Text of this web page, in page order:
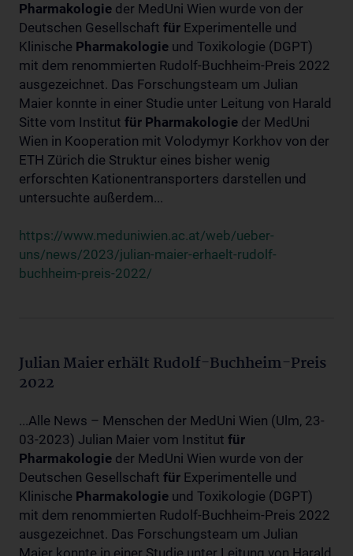
Pharmakologie der MedUni Wien wurde von der
Deutschen Gesellschaft für Experimentelle und
Klinische Pharmakologie und Toxikologie (DGPT)
mit dem renommierten Rudolf-Buchheim-Preis 2022
ausgezeichnet. Das Forschungsteam um Julian
Maier konnte in einer Studie unter Leitung von Harald
Sitte vom Institut für Pharmakologie der MedUni
Wien in Kooperation mit Volodymyr Korkhov von der
ETH Zürich die Struktur eines bisher wenig
erforschten Kationentransporters darstellen und
untersuchte außerdem...
https://www.meduniwien.ac.at/web/ueber-
uns/news/2023/julian-maier-erhaelt-rudolf-
buchheim-preis-2022/
Julian Maier erhält Rudolf-Buchheim-Preis
2022
...Alle News – Menschen der MedUni Wien (Ulm, 23-
03-2023) Julian Maier vom Institut für
Pharmakologie der MedUni Wien wurde von der
Deutschen Gesellschaft für Experimentelle und
Klinische Pharmakologie und Toxikologie (DGPT)
mit dem renommierten Rudolf-Buchheim-Preis 2022
ausgezeichnet. Das Forschungsteam um Julian
Maier konnte in einer Studie unter Leitung von Harald